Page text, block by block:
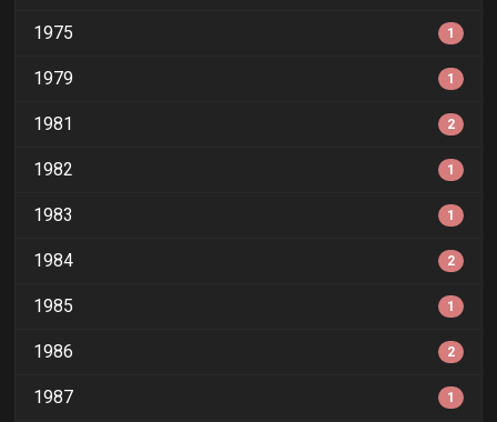
1975 1
1979 1
1981 2
1982 1
1983 1
1984 2
1985 1
1986 2
1987 1